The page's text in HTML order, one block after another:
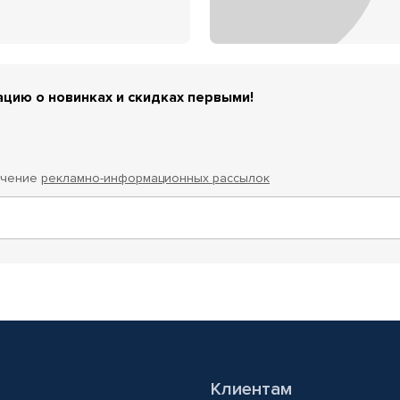
о новинках и скидках первыми!
рекламно-информационных рассылок
Клиентам